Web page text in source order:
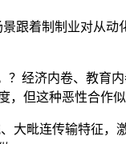
着制制业对从动
经济内卷、教育内
但这种恶性合作似
毗连传输特征，